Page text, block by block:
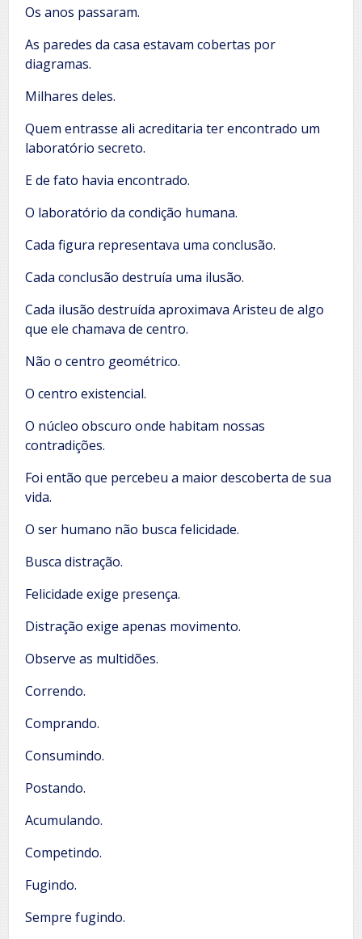
Os anos passaram.
As paredes da casa estavam cobertas por
diagramas.
Milhares deles.
Quem entrasse ali acreditaria ter encontrado um
laboratório secreto.
E de fato havia encontrado.
O laboratório da condição humana.
Cada figura representava uma conclusão.
Cada conclusão destruía uma ilusão.
Cada ilusão destruída aproximava Aristeu de algo
que ele chamava de centro.
Não o centro geométrico.
O centro existencial.
O núcleo obscuro onde habitam nossas
contradições.
Foi então que percebeu a maior descoberta de sua
vida.
O ser humano não busca felicidade.
Busca distração.
Felicidade exige presença.
Distração exige apenas movimento.
Observe as multidões.
Correndo.
Comprando.
Consumindo.
Postando.
Acumulando.
Competindo.
Fugindo.
Sempre fugindo.